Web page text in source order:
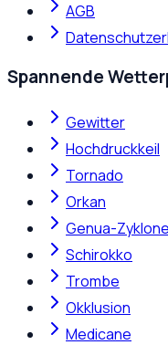
AGB
Spannende
Gewitter
Hochdruckkeil
Tornado
Orkan
Genua-Zyklone
Schirokko
Trombe
Okklusion
Medicane